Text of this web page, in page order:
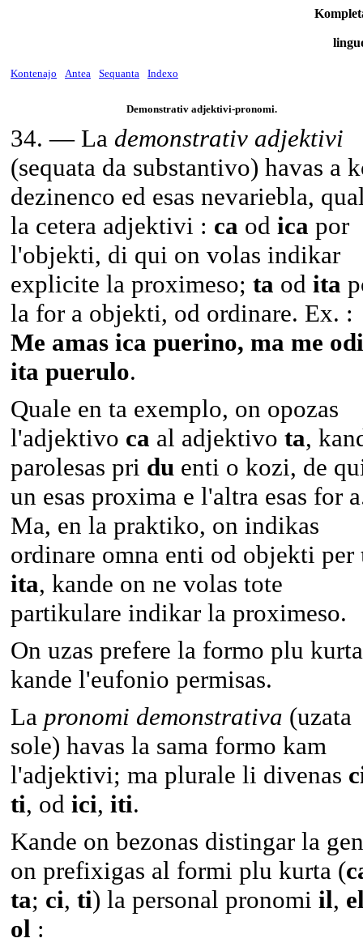
Kontenajo Antea Sequanta Indexo
Demonstrativ adjektivi-pronomi.
34. — La demonstrativ adjektivi
(sequata da substantivo) havas a
dezinenco ed esas nevariebla,
la cetera adjektivi : ca od ica por
l'objekti, di qui on volas indikar
explicite la proximeso; ta od ita
la for a objekti, od ordinare. Ex. :
Me amas ica puerino, ma me
ita puerulo.
Quale en ta exemplo, on opozas
l'adjektivo ca al adjektivo ta,
parolesas pri du enti o kozi, de
un esas proxima e l'altra esas for
Ma, en la praktiko, on indikas
ordinare omna enti od objekti per
ita, kande on ne volas tote
partikulare indikar la proximeso.
On uzas prefere la formo plu
kande l'eufonio permisas.
La pronomi demonstrativa (uzata
sole) havas la sama formo kam
l'adjektivi; ma plurale li divenas
ti, od ici, iti.
Kande on bezonas distingar la
on prefixigas al formi plu kurta (
ta; ci, ti) la personal pronomi il,
ol :